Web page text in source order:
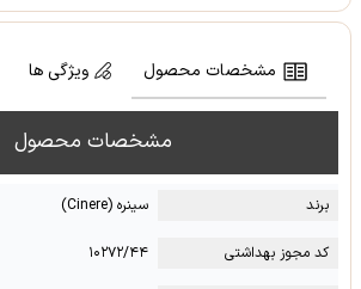
مشخصات محصول ویژگی ها
مشخصات محصول
برند سینره (Cinere)
کد مجوز بهداشتی ۱۰۲۷۲/۴۴